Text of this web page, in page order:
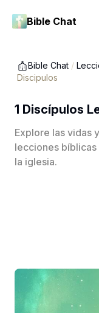
Bible Chat
Bible Chat /
Discipulos
1 Discípulos
Explore las vidas
lecciones
la iglesia.